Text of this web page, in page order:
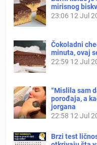
mirisnog
23:06 12 Jul
Čokoladni
minuta, ovaj
22:59 12 Jul
“Mislila sam
porođaja, a
jorgana
22:58 12 Jul
Brzi test